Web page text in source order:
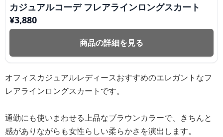
カジュアルコーデ フレアラインロングスカート
¥3,880
商品の詳細を見る
オフィスカジュアルレディースおすすめのエレガントなフ
レアラインロングスカートです。
通勤にも使いまわせる上品なブラウンカラーで、きちんと
感がありながらも女性らしい柔らかさを演出します。